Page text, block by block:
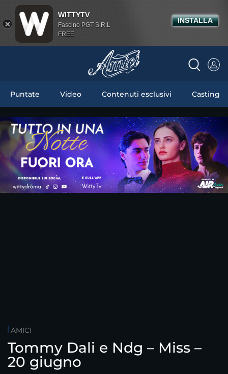
Puntate Video Contenuti esclusivi Casting
AMICI
Tommy Dali e Ndg – Miss –
20 giugno
WITTYTV
Fascino PGT S.R.L
FREE
INSTALLA